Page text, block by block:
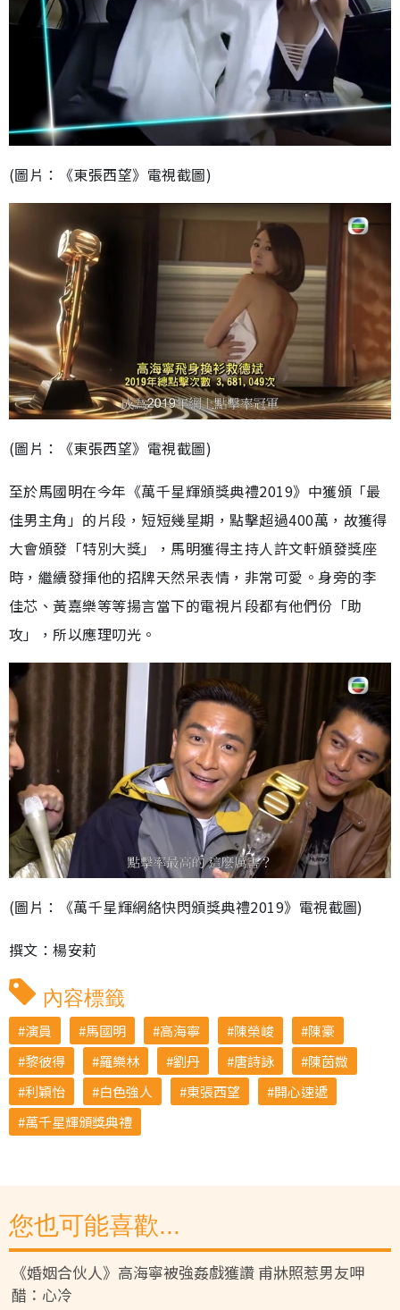
(圖片：《東張西望》電視截圖)
(圖片：《東張西望》電視截圖)
至於馬國明在今年《萬千星輝頒獎典禮2019》中獲頒「最
佳男主角」的片段，短短幾星期，點擊超過400萬，故獲得
大會頒發「特別大獎」，馬明獲得主持人許文軒頒發獎座
時，繼續發揮他的招牌天然呆表情，非常可愛。身旁的李
佳芯、黃嘉樂等等揚言當下的電視片段都有他們份「助
攻」，所以應理叨光。
(圖片：《萬千星輝網絡快閃頒獎典禮2019》電視截圖)
撰文：楊安莉
內容標籤
演員 馬國明 高海寧 陳榮峻
陳豪
黎彼得
羅樂林 劉丹 唐詩詠
陳茵媺
利穎怡
白色強人 東張西望
開心速遞
萬千星輝頒獎典禮
您也可能喜歡...
《婚姻合伙人》高海寧被強姦戲獲讚 甫牀照惹男友呷
醋：心冷